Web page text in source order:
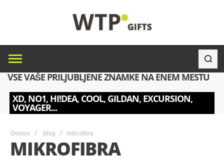
VSE VAŠE PRILJUBLJENE ZNAMKE NA ENEM MESTU
XD, NO1, HI!DEA, COOL, GILDAN, EXCURSION,
VOYAGER...
Domov Blog mikrofibra
MIKROFIBRA